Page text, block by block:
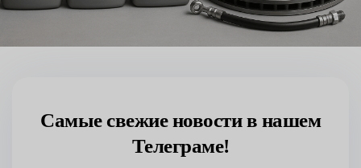
Самые свежие новости в нашем
Телеграме!